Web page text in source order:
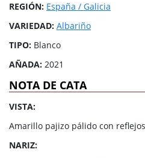
REGIÓN: España / Galicia
VARIEDAD: Albariño
TIPO: Blanco
AÑADA: 2021
NOTA DE CATA
VISTA:
Amarillo pajizo pálido con
NARIZ: